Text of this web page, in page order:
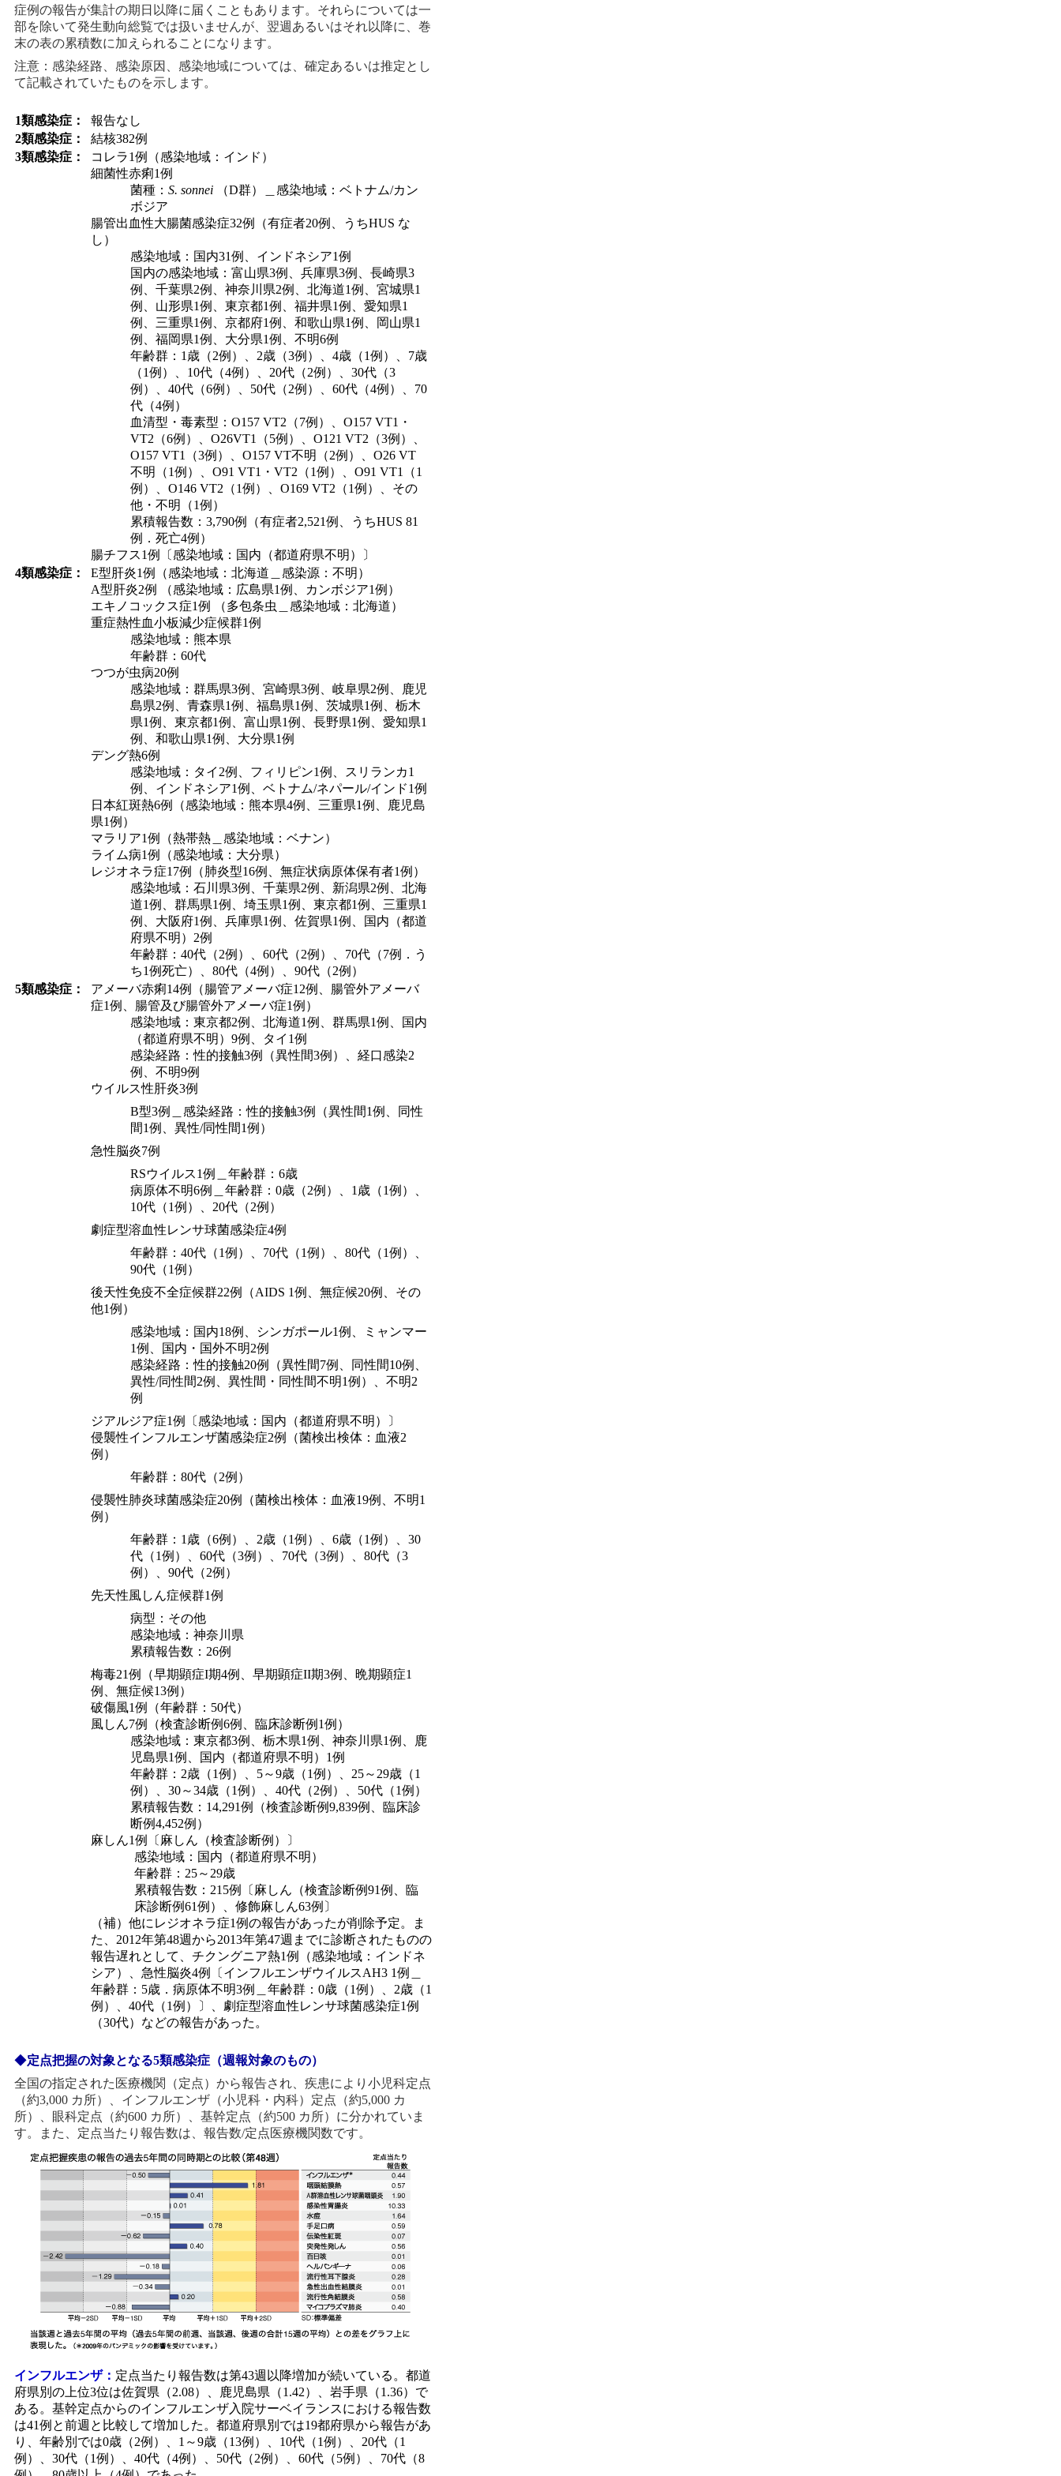
症例の報告が集計の期日以降に届くこともあります。それらについては一
部を除いて発生動向総覧では扱いませんが、翌週あるいはそれ以降に、巻
末の表の累積数に加えられることになります。
注意：感染経路、感染原因、感染地域については、確定あるいは推定とし
て記載されていたものを示します。
1類感染症：
報告なし
2類感染症：
結核382例
3類感染症：
コレラ1例（感染地域：インド）
細菌性赤痢1例
菌種： S. sonnei （D群）＿感染地域：ベトナム/カン
ボジア
腸管出血性大腸菌感染症32例（有症者20例、うちHUS な
し）
感染地域：国内31例、インドネシア1例
国内の感染地域：富山県3例、兵庫県3例、長崎県3
例、千葉県2例、神奈川県2例、北海道1例、宮城県1
例、山形県1例、東京都1例、福井県1例、愛知県1
例、三重県1例、京都府1例、和歌山県1例、岡山県1
例、福岡県1例、大分県1例、不明6例
年齢群：1歳（2例）、2歳（3例）、4歳（1例）、7歳
（1例）、10代（4例）、20代（2例）、30代（3
例）、40代（6例）、50代（2例）、60代（4例）、70
代（4例）
血清型・毒素型：O157 VT2（7例）、O157 VT1・
VT2（6例）、O26VT1（5例）、O121 VT2（3例）、
O157 VT1（3例）、O157 VT不明（2例）、O26 VT
不明（1例）、O91 VT1・VT2（1例）、O91 VT1（1
例）、O146 VT2（1例）、O169 VT2（1例）、その
他・不明（1例）
累積報告数：3,790例（有症者2,521例、うちHUS 81
例．死亡4例）
腸チフス1例〔感染地域：国内（都道府県不明）〕
4類感染症：
E型肝炎1例（感染地域：北海道＿感染源：不明）
A型肝炎2例 （感染地域：広島県1例、カンボジア1例）
エキノコックス症1例 （多包条虫＿感染地域：北海道）
重症熱性血小板減少症候群1例
感染地域：熊本県
年齢群：60代
つつが虫病20例
感染地域：群馬県3例、宮崎県3例、岐阜県2例、鹿児
島県2例、青森県1例、福島県1例、茨城県1例、栃木
県1例、東京都1例、富山県1例、長野県1例、愛知県1
例、和歌山県1例、大分県1例
デング熱6例
感染地域：タイ2例、フィリピン1例、スリランカ1
例、インドネシア1例、ベトナム/ネパール/インド1例
日本紅斑熱6例（感染地域：熊本県4例、三重県1例、鹿児島
県1例）
マラリア1例（熱帯熱＿感染地域：ベナン）
ライム病1例（感染地域：大分県）
レジオネラ症17例（肺炎型16例、無症状病原体保有者1例）
感染地域：石川県3例、千葉県2例、新潟県2例、北海
道1例、群馬県1例、埼玉県1例、東京都1例、三重県1
例、大阪府1例、兵庫県1例、佐賀県1例、国内（都道
府県不明）2例
年齢群：40代（2例）、60代（2例）、70代（7例．う
ち1例死亡）、80代（4例）、90代（2例）
5類感染症：
アメーバ赤痢14例（腸管アメーバ症12例、腸管外アメーバ
症1例、腸管及び腸管外アメーバ症1例）
感染地域：東京都2例、北海道1例、群馬県1例、国内
（都道府県不明）9例、タイ1例
感染経路：性的接触3例（異性間3例）、経口感染2
例、不明9例
ウイルス性肝炎3例
B型3例＿感染経路：性的接触3例（異性間1例、同性
間1例、異性/同性間1例）
急性脳炎7例
RSウイルス1例＿年齢群：6歳
病原体不明6例＿年齢群：0歳（2例）、1歳（1例）、
10代（1例）、20代（2例）
劇症型溶血性レンサ球菌感染症4例
年齢群：40代（1例）、70代（1例）、80代（1例）、
90代（1例）
後天性免疫不全症候群22例（AIDS 1例、無症候20例、その
他1例）
感染地域：国内18例、シンガポール1例、ミャンマー
1例、国内・国外不明2例
感染経路：性的接触20例（異性間7例、同性間10例、
異性/同性間2例、異性間・同性間不明1例）、不明2
例
ジアルジア症1例〔感染地域：国内（都道府県不明）〕
侵襲性インフルエンザ菌感染症2例（菌検出検体：血液2
例）
年齢群：80代（2例）
侵襲性肺炎球菌感染症20例（菌検出検体：血液19例、不明1
例）
年齢群：1歳（6例）、2歳（1例）、6歳（1例）、30
代（1例）、60代（3例）、70代（3例）、80代（3
例）、90代（2例）
先天性風しん症候群1例
病型：その他
感染地域：神奈川県
累積報告数：26例
梅毒21例（早期顕症I期4例、早期顕症II期3例、晩期顕症1
例、無症候13例）
破傷風1例（年齢群：50代）
風しん7例（検査診断例6例、臨床診断例1例）
感染地域：東京都3例、栃木県1例、神奈川県1例、鹿
児島県1例、国内（都道府県不明）1例
年齢群：2歳（1例）、5～9歳（1例）、25～29歳（1
例）、30～34歳（1例）、40代（2例）、50代（1例）
累積報告数：14,291例（検査診断例9,839例、臨床診
断例4,452例）
麻しん1例〔麻しん（検査診断例）〕
感染地域：国内（都道府県不明）
年齢群：25～29歳
累積報告数：215例〔麻しん（検査診断例91例、臨
床診断例61例）、修飾麻しん63例〕
（補）他にレジオネラ症1例の報告があったが削除予定。ま
た、2012年第48週から2013年第47週までに診断されたものの
報告遅れとして、チクングニア熱1例（感染地域：インドネ
シア）、急性脳炎4例〔インフルエンザウイルスAH3 1例＿
年齢群：5歳．病原体不明3例＿年齢群：0歳（1例）、2歳（1
例）、40代（1例）〕、劇症型溶血性レンサ球菌感染症1例
（30代）などの報告があった。
◆定点把握の対象となる5類感染症（週報対象のもの）
全国の指定された医療機関（定点）から報告され、疾患により小児科定点
（約3,000 カ所）、インフルエンザ（小児科・内科）定点（約5,000 カ
所）、眼科定点（約600 カ所）、基幹定点（約500 カ所）に分かれていま
す。また、定点当たり報告数は、報告数/定点医療機関数です。
インフルエンザ： 定点当たり報告数は第43週以降増加が続いている。都道
府県別の上位3位は佐賀県（2.08）、鹿児島県（1.42）、岩手県（1.36）で
ある。基幹定点からのインフルエンザ入院サーベイランスにおける報告数
は41例と前週と比較して増加した。都道府県別では19都府県から報告があ
り、年齢別では0歳（2例）、1～9歳（13例）、10代（1例）、20代（1
例）、30代（1例）、40代（4例）、50代（2例）、60代（5例）、70代（8